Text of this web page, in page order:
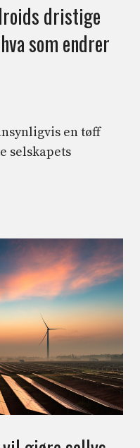
dristige
som endrer
en tøff
selskapets